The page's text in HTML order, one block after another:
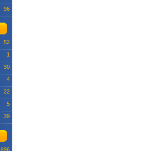
96
52
1
30
4
22
5
39
696